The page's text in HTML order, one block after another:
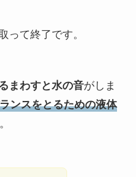
って終了です。
まわすと水の音がしま
ンスをとるための液体